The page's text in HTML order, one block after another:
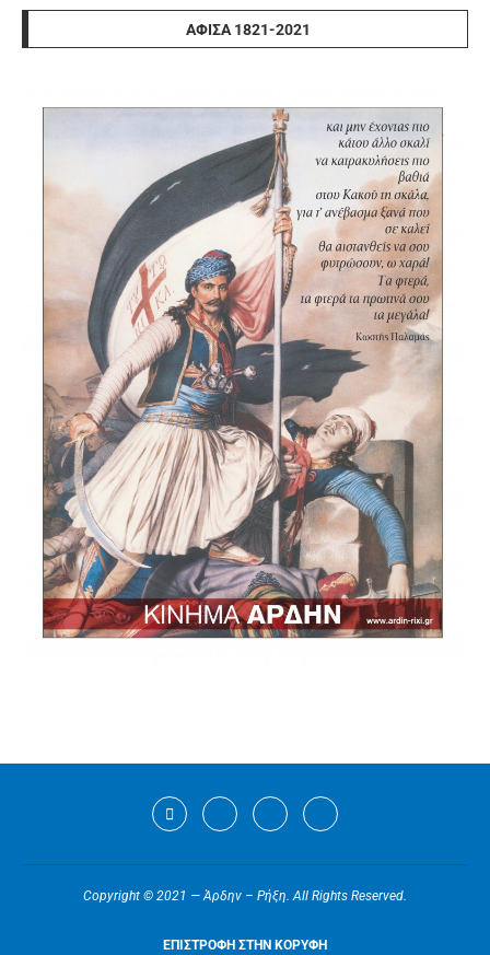
ΑΦΊΣΑ 1821-2021
Copyright © 2021 — Άρδην – Ρήξη. All Rights Reserved.
ΕΠΙΣΤΡΟΦΗ ΣΤΗΝ ΚΟΡΥΦΗ